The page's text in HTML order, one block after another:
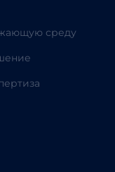
среду